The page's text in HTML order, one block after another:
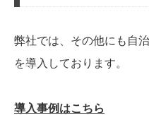
弊社では、その他にも自
を導入しております。
導入事例はこちら